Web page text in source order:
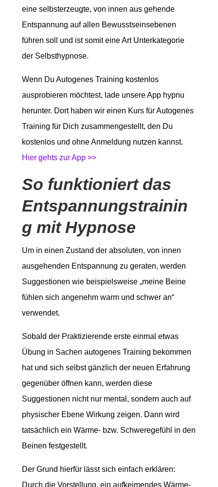
eine selbsterzeugte, von innen aus gehende
Entspannung auf allen Bewusstseinsebenen
führen soll und ist somit eine Art Unterkategorie
der Selbsthypnose.
Wenn Du Autogenes Training kostenlos
ausprobieren möchtest, lade unsere App hypnu
herunter. Dort haben wir einen Kurs für Autogenes
Training für Dich zusammengestellt, den Du
kostenlos und ohne Anmeldung nutzen kannst.
Hier gehts zur App >>
So funktioniert das
Entspannungstrainin
g mit Hypnose
Um in einen Zustand der absoluten, von innen
ausgehenden Entspannung zu geraten, werden
Suggestionen wie beispielsweise „meine Beine
fühlen sich angenehm warm und schwer an“
verwendet.
Sobald der Praktizierende erste einmal etwas
Übung in Sachen autogenes Training bekommen
hat und sich selbst gänzlich der neuen Erfahrung
gegenüber öffnen kann, werden diese
Suggestionen nicht nur mental, sondern auch auf
physischer Ebene Wirkung zeigen. Dann wird
tatsächlich ein Wärme- bzw. Schweregefühl in den
Beinen festgestellt.
Der Grund hierfür lässt sich einfach erklären:
Durch die Vorstellung, ein aufkeimendes Wärme-